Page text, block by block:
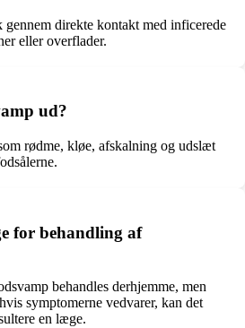
gennem direkte kontakt med inficerede
eller overflader.
ud?
rødme, kløe, afskalning og udslæt
for behandling af
behandles derhjemme, men
symptomerne vedvarer, kan det
en læge.